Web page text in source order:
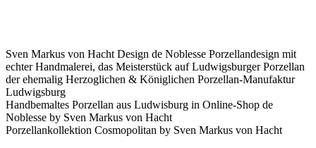
Sven Markus von Hacht Design de Noblesse Porzellandesign mit
echter Handmalerei, das Meisterstück auf Ludwigsburger Porzellan
der ehemalig Herzoglichen & Königlichen Porzellan-Manufaktur
Ludwigsburg
Handbemaltes Porzellan aus Ludwisburg in Online-Shop de
Noblesse by Sven Markus von Hacht
Porzellankollektion Cosmopolitan by Sven Markus von Hacht